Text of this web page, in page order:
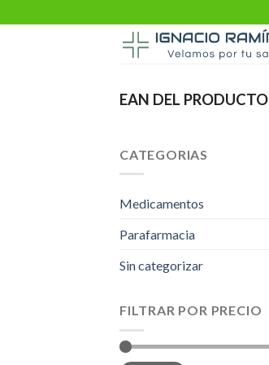
to
EAN DEL PRODUCTO
CATEGORIAS
Medicamentos
Parafarmacia
Sin categorizar
FILTRAR POR PRECIO